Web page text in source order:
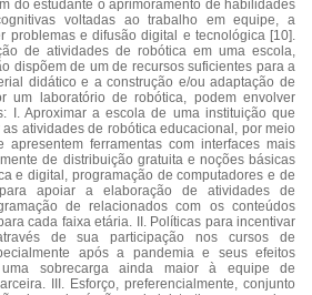
do estudante o aprimoramento de habilidades
voltadas ao trabalho em equipe, a
problemas e difusão digital e tecnológica [10].
de atividades de robótica em uma escola,
dispõem de um de recursos suficientes para a
didático e a construção e/ou adaptação de
um laboratório de robótica, podem envolver
I. Aproximar a escola de uma instituição que
atividades de robótica educacional, por meio
ferramentas com interfaces mais
de distribuição gratuita e noções básicas
e digital, programação de computadores e de
apoiar a elaboração de atividades de
de relacionados com os conteúdos
cada faixa etária. II. Políticas para incentivar
de sua participação nos cursos de
após a pandemia e seus efeitos
sobrecarga ainda maior à equipe de
III. Esforço, preferencialmente, conjunto